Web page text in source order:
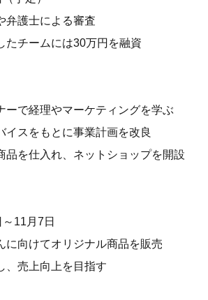
弁護士による審査
たチームには30万円を融資
ーで経理やマーケティングを学ぶ
イスをもとに事業計画を改良
品を仕入れ、ネットショップを開設
11月7日
に向けてオリジナル商品を販売
、売上向上を目指す